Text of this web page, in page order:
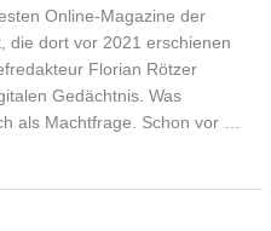
Online-Magazine der
die dort vor 2021 erschienen
Florian Rötzer
Gedächtnis. Was
als Machtfrage. Schon vor …